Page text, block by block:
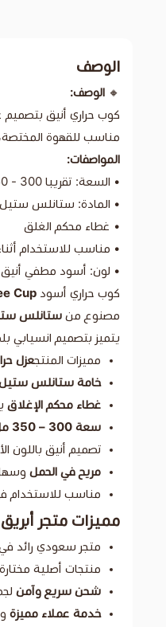
الوصف
🔸 الوصف:
كوب حراري أنيق
مناسب للقهوة المختصة،
المواصفات:
• السعة: تقريبا 300 - 350 مل
• المادة: ستانلس
• غطاء محكم الغلق
• مناسب للاستخدام
• لون: أسود مطفي أنيق
كوب حراري أسود Cup
مصنوع من ستانلس
يتميز بتصميم انسيابي
مميزات المنتجعزل
خامة ستانلس ستيل
غطاء محكم الإغلاق
سعة 300 – 350 مل
تصميم أنيق باللون
مريح في الحمل وسهل
مناسب للاستخدام
مميزات متجر أبريق
متجر سعودي رائد في
منتجات أصلية
شحن سريع وآمن
خدمة عملاء مميزة